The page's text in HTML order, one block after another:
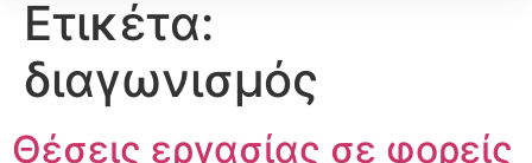
Ετικέτα:
διαγωνισμός
Θέσεις εργασίας σε φορείς